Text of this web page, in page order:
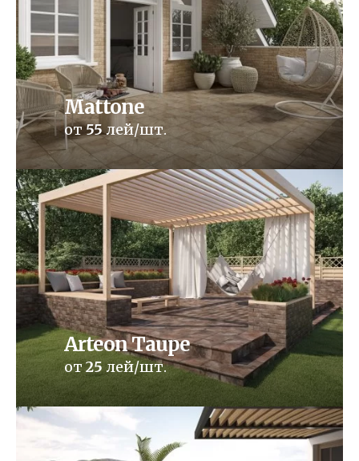
Mattone
от55лей/шт.
Arteon Taupe
от 25 лей/шт.